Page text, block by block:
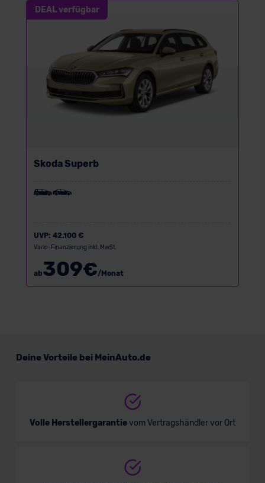
DEAL verfügbar
Skoda Superb
UVP: 42.100 €
Vario-Finanzierung inkl. MwSt.
ab309€/Monat
Deine Vorteile bei MeinAuto.de
Volle Herstellergarantievom Vertragshändler vor Ort